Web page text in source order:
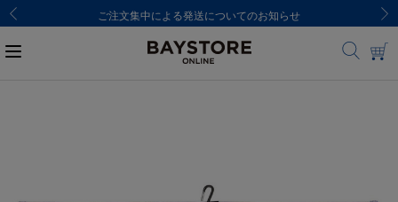
ご注文集中による発送についてのお知らせ